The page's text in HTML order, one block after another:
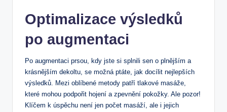
Optimalizace výsledků
po augmentaci
Po augmentaci prsou, kdy jste si splnili sen o plnějším a
krásnějším dekoltu, se možná ptáte, jak docílit nejlepších
výsledků. Mezi oblíbené metody patří tlakové masáže,
které mohou podpořit hojení a zpevnění pokožky. Ale pozor!
Klíčem k úspěchu není jen počet masáží, ale i jejich